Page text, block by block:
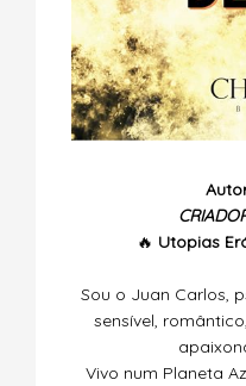
🔥 Utopias
Sou o Juan Carlos,
sensível,
Vivo num Planeta